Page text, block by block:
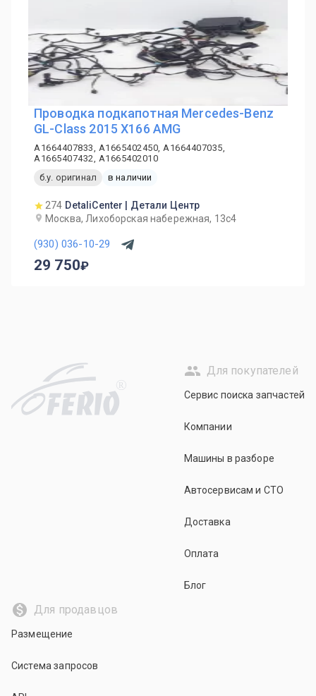
Проводка подкапотная Mercedes-Benz
GL-Class 2015 X166 AMG
A1664407833, A1665402450, A1664407035,
A1665407432, A1665402010
б.у. оригинал
в наличии
274 DetaliCenter | Детали Центр
Москва, Лихоборская набережная, 13с4
(930) 036-10-29
29 750
R
Для покупателей
Сервис поиска запчастей
Компании
Машины в разборе
Автосервисам и СТО
Доставка
Оплата
Блог
Для продавцов
Размещение
Система запросов